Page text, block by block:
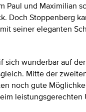
und
Stoppenberg
seiner eleganten
wunderbar auf
Mitte der
noch gute
leistungsgerechten